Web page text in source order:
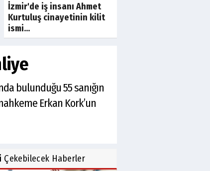
İzmir'de iş insanı Ahmet
Kurtuluş cinayetinin kilit
ismi...
bulunduğu 55 sanığın
Erkan Kork’un
Çekebilecek Haberler